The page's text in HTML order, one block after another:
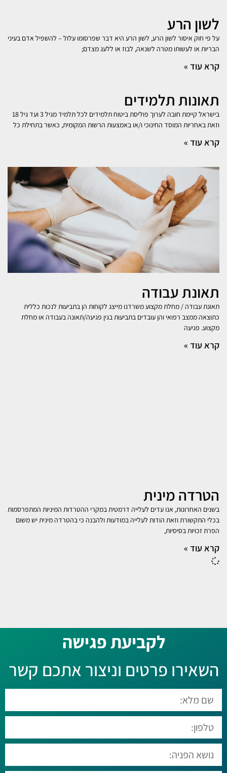
לשון הרע
על פי חוק איסור לשון הרע, לשון הרע היא דבר שפרסומו עלול – להשפיל אדם בעיני
הבריות או לעשותו מטרה לשנאה, לבוז או ללעג מצדם;
קרא עוד »
תאונות תלמידים
בישראל קיימת חובה לערוך פוליסת ביטוח תלמידים לכל תלמיד מגיל 3 ועד גיל 18
וזאת באחריות המוסד החינוכי ו/או באמצעות הרשות המקומית, כאשר בתחילת כל
קרא עוד »
תאונת עבודה
תאונת עבודה / מחלת מקצוע משרדנו מייצג לקוחות הן בתביעות לנכות כללית
כתוצאה ממצב רפואי והן עובדים בתביעות בגין פגיעה/תאונה בעבודה או מחלת
מקצוע. פגיעה
קרא עוד »
הטרדה מינית
בשנים האחרונות, אנו עדים לעלייה דרמטית במקרי ההטרדות המיניות המתפרסמות
בכלי התקשורת וזאת הודות לעלייה במודעות ולהבנה כי בהטרדה מינית יש משום
הפרת זכויות בסיסיות,
קרא עוד »
לקביעת פגישה​
השאירו פרטים וניצור אתכם קשר